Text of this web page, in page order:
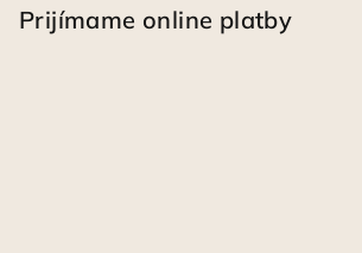
Prijímame online platby